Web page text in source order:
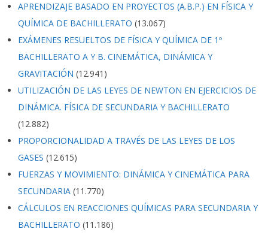
APRENDIZAJE BASADO EN PROYECTOS (A.B.P.) EN FÍSICA Y
QUÍMICA DE BACHILLERATO (13.067)
EXÁMENES RESUELTOS DE FÍSICA Y QUÍMICA DE 1º
BACHILLERATO A Y B. CINEMÁTICA, DINÁMICA Y
GRAVITACIÓN (12.941)
UTILIZACIÓN DE LAS LEYES DE NEWTON EN EJERCICIOS DE
DINÁMICA. FÍSICA DE SECUNDARIA Y BACHILLERATO
(12.882)
PROPORCIONALIDAD A TRAVÉS DE LAS LEYES DE LOS
GASES (12.615)
FUERZAS Y MOVIMIENTO: DINÁMICA Y CINEMÁTICA PARA
SECUNDARIA (11.770)
CÁLCULOS EN REACCIONES QUÍMICAS PARA SECUNDARIA Y
BACHILLERATO (11.186)